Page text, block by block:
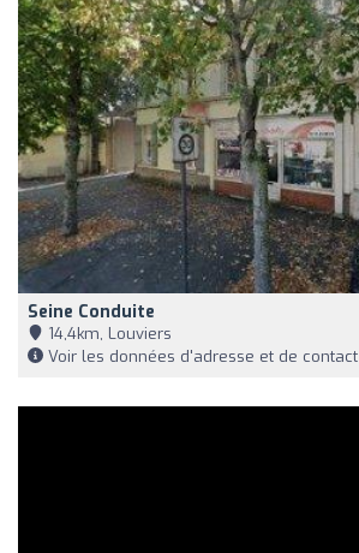
Seine Conduite
14,4km, Louviers
Voir les données d'adresse et de contact